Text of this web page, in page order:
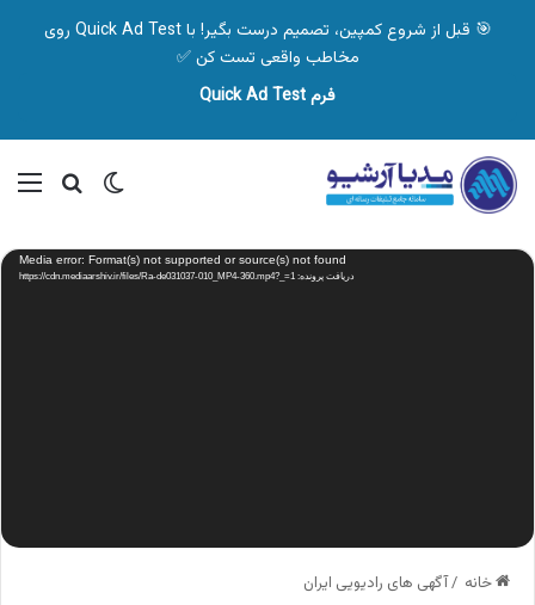
🎯 قبل از شروع کمپین، تصمیم درست بگیر! با Quick Ad Test روی
مخاطب واقعی تست کن ✅
فرم Quick Ad Test
تغییر پوسته
نمایشگر
ویدیو Media error: Format(s) not supported or source(s) not found
دریافت پرونده: https://cdn.mediaarshiv.ir/files/Ra-de031037-010_MP4-360.mp4?_=1
خانه /آگهی های رادیویی ایران